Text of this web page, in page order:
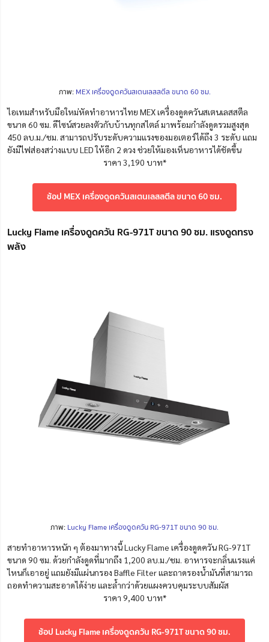
ภาพ: MEX เครื่องดูดควันสเตนเลสสตีล ขนาด 60 ซม.
ไอเทมสำหรับมือใหม่หัดทำอาหารไทย MEX เครื่องดูดควันสเตนเลสสตีล
ขนาด 60 ซม. ดีไซน์สวยลงตัวกับบ้านทุกสไตล์ มาพร้อมกำลังดูดรวมสูงสุด
450 ลบ.ม./ชม. สามารถปรับระดับความแรงของมอเตอร์ได้ถึง 3 ระดับ แถม
ยังมีไฟส่องสว่างแบบ LED ให้อีก 2 ดวง ช่วยให้มองเห็นอาหารได้ชัดขึ้น
ราคา 3,190 บาท*
ช้อป MEX เครื่องดูดควันสเตนเลสสตีล ขนาด 60 ซม.
Lucky Flame เครื่องดูดควัน RG-971T ขนาด 90 ซม. แรงดูดทรง
พลัง
ภาพ: Lucky Flame เครื่องดูดควัน RG-971T ขนาด 90 ซม.
สายทำอาหารหนัก ๆ ต้องมาทางนี้ Lucky Flame เครื่องดูดควัน RG-971T
ขนาด 90 ซม. ด้วยกำลังดูดที่มากถึง 1,200 ลบ.ม./ชม. อาหารจะกลิ่นแรงแค่
ไหนก็เอาอยู่ แถมยังมีแผ่นกรอง Baffle Filter และถาดรองน้ำมันที่สามารถ
ถอดทำความสะอาดได้ง่าย และล้ำกว่าด้วยแผงควบคุมระบบสัมผัส
ราคา 9,400 บาท*
ช้อป Lucky Flame เครื่องดูดควัน RG-971T ขนาด 90 ซม.